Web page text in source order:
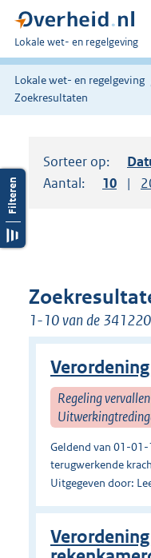
U
bent
hier:
Lokale wet- en regelgeving
Lokale wet- en regelgeving
Zoekresultaten
Sorteer op:
Aantal:
Toon
10
1-10 van de
Regeling
Geldend van 01-
terugwerkende
Uitgegeven door: